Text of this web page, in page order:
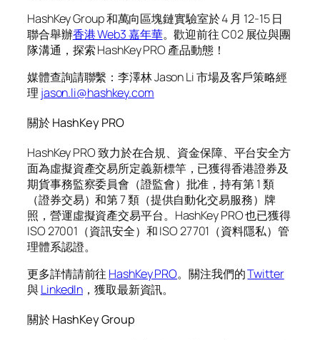
HashKey Group 和萬向區塊鏈實驗室於 4 月 12-15 日
聯合舉辦香港 Web3 嘉年華。歡迎前往 C02 展位與團
隊溝通，探索 HashKey PRO 產品動態！
媒體查詢請聯繫：李澤林 Jason Li 市場及客戶策略經
理jason.li@hashkey.com
關於 HashKey PRO
HashKey PRO 致力於在合規、資金保障、平台安全方
面為虛擬資產交易所定義新標竿，已獲得香港證券及
期貨事務監察委員會（證監會）批准，持有第 1 類
（證券交易）和第 7 類（提供自動化交易服務）牌
照，營運虛擬資產交易平台。HashKey PRO 也已獲得
ISO 27001（資訊安全）和 ISO 27701（資料隱私）管
理體系認證。
更多詳情請前往 HashKey PRO。關注我們的Twitter
與LinkedIn ，獲取最新資訊。
關於 HashKey Group